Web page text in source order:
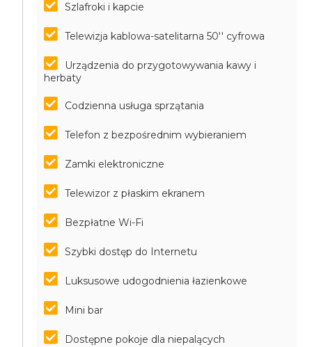
Szlafroki i kapcie
Telewizja kablowa-satelitarna 50'' cyfrowa
Urządzenia do przygotowywania kawy i
herbaty
Codzienna usługa sprzątania
Telefon z bezpośrednim wybieraniem
Zamki elektroniczne
Telewizor z płaskim ekranem
Bezpłatne Wi-Fi
Szybki dostęp do Internetu
Luksusowe udogodnienia łazienkowe
Mini bar
Dostępne pokoje dla niepalących